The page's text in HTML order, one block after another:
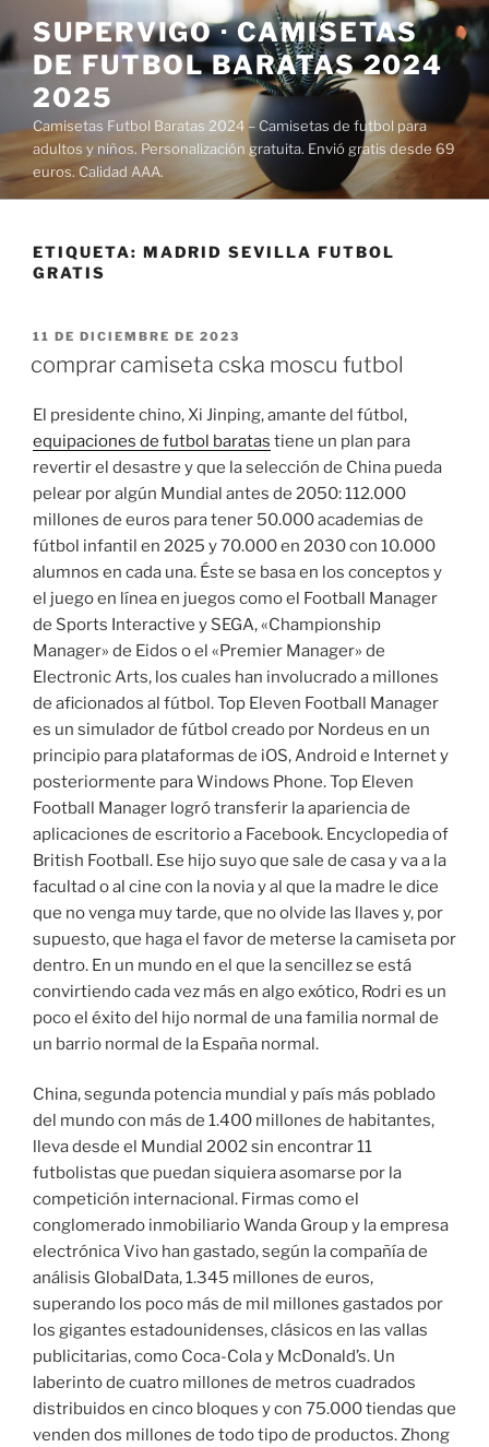
al
contenido
SUPERVIGO · CAMISETAS
DE FUTBOL BARATAS 2024
2025
Camisetas Futbol Baratas 2024 – Camisetas de futbol para
adultos y niños. Personalización gratuita. Envió gratis desde 69
euros. Calidad AAA.
ETIQUETA: MADRID SEVILLA FUTBOL
GRATIS
PUBLICADO
11 DE DICIEMBRE DE 2023
comprar camiseta cska moscu futbol
El presidente chino, Xi Jinping, amante del fútbol,
equipaciones de futbol baratas tiene un plan para
revertir el desastre y que la selección de China pueda
pelear por algún Mundial antes de 2050: 112.000
millones de euros para tener 50.000 academias de
fútbol infantil en 2025 y 70.000 en 2030 con 10.000
alumnos en cada una. Éste se basa en los conceptos y
el juego en línea en juegos como el Football Manager
de Sports Interactive y SEGA, «Championship
Manager» de Eidos o el «Premier Manager» de
Electronic Arts, los cuales han involucrado a millones
de aficionados al fútbol. Top Eleven Football Manager
es un simulador de fútbol creado por Nordeus en un
principio para plataformas de iOS, Android e Internet y
posteriormente para Windows Phone. Top Eleven
Football Manager logró transferir la apariencia de
aplicaciones de escritorio a Facebook. Encyclopedia of
British Football. Ese hijo suyo que sale de casa y va a la
facultad o al cine con la novia y al que la madre le dice
que no venga muy tarde, que no olvide las llaves y, por
supuesto, que haga el favor de meterse la camiseta por
dentro. En un mundo en el que la sencillez se está
convirtiendo cada vez más en algo exótico, Rodri es un
poco el éxito del hijo normal de una familia normal de
un barrio normal de la España normal.
China, segunda potencia mundial y país más poblado
del mundo con más de 1.400 millones de habitantes,
lleva desde el Mundial 2002 sin encontrar 11
futbolistas que puedan siquiera asomarse por la
competición internacional. Firmas como el
conglomerado inmobiliario Wanda Group y la empresa
electrónica Vivo han gastado, según la compañía de
análisis GlobalData, 1.345 millones de euros,
superando los poco más de mil millones gastados por
los gigantes estadounidenses, clásicos en las vallas
publicitarias, como Coca-Cola y McDonald’s. Un
laberinto de cuatro millones de metros cuadrados
distribuidos en cinco bloques y con 75.000 tiendas que
venden dos millones de todo tipo de productos. Zhong